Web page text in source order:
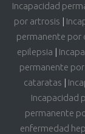
Incapacidad
por artrosis |
permanente por
epilepsia |
permanente
cataratas |
Incapacidad
permanente
enfermedad